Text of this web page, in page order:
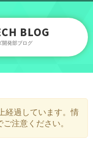
BLOG
開発部ブログ
経過しています。情
注意ください。